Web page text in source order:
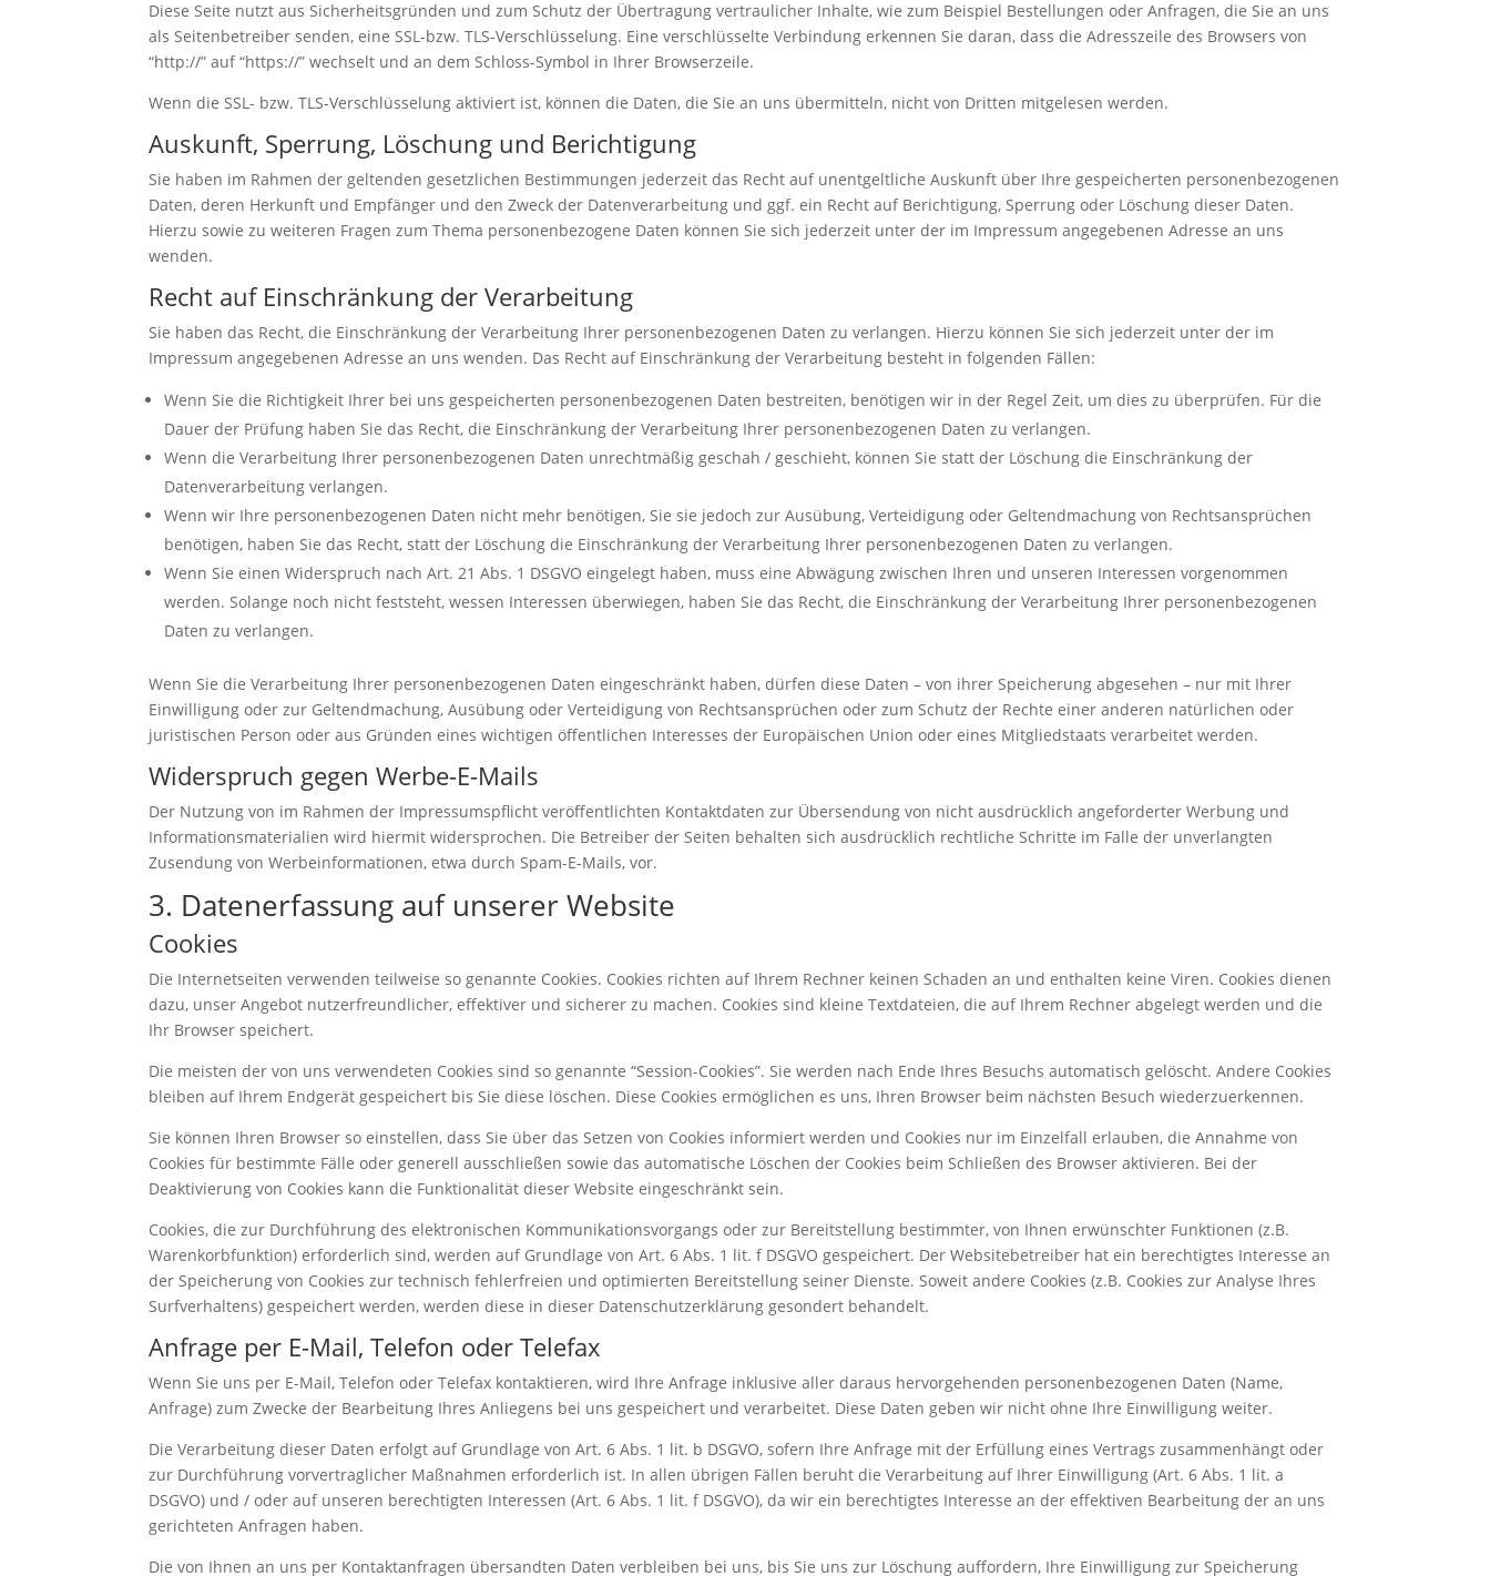
Diese Seite nutzt aus Sicherheitsgründen und zum Schutz der Übertragung vertraulicher Inhalte, wie zum Beispiel Bestellungen oder Anfragen, die Sie an uns
als Seitenbetreiber senden, eine SSL-bzw. TLS-Verschlüsselung. Eine verschlüsselte Verbindung erkennen Sie daran, dass die Adresszeile des Browsers von
“http://” auf “https://” wechselt und an dem Schloss-Symbol in Ihrer Browserzeile.
Wenn die SSL- bzw. TLS-Verschlüsselung aktiviert ist, können die Daten, die Sie an uns übermitteln, nicht von Dritten mitgelesen werden.
Auskunft, Sperrung, Löschung und Berichtigung
Sie haben im Rahmen der geltenden gesetzlichen Bestimmungen jederzeit das Recht auf unentgeltliche Auskunft über Ihre gespeicherten personenbezogenen
Daten, deren Herkunft und Empfänger und den Zweck der Datenverarbeitung und ggf. ein Recht auf Berichtigung, Sperrung oder Löschung dieser Daten.
Hierzu sowie zu weiteren Fragen zum Thema personenbezogene Daten können Sie sich jederzeit unter der im Impressum angegebenen Adresse an uns
wenden.
Recht auf Einschränkung der Verarbeitung
Sie haben das Recht, die Einschränkung der Verarbeitung Ihrer personenbezogenen Daten zu verlangen. Hierzu können Sie sich jederzeit unter der im
Impressum angegebenen Adresse an uns wenden. Das Recht auf Einschränkung der Verarbeitung besteht in folgenden Fällen:
Wenn Sie die Richtigkeit Ihrer bei uns gespeicherten personenbezogenen Daten bestreiten, benötigen wir in der Regel Zeit, um dies zu überprüfen. Für die
Dauer der Prüfung haben Sie das Recht, die Einschränkung der Verarbeitung Ihrer personenbezogenen Daten zu verlangen.
Wenn die Verarbeitung Ihrer personenbezogenen Daten unrechtmäßig geschah / geschieht, können Sie statt der Löschung die Einschränkung der
Datenverarbeitung verlangen.
Wenn wir Ihre personenbezogenen Daten nicht mehr benötigen, Sie sie jedoch zur Ausübung, Verteidigung oder Geltendmachung von Rechtsansprüchen
benötigen, haben Sie das Recht, statt der Löschung die Einschränkung der Verarbeitung Ihrer personenbezogenen Daten zu verlangen.
Wenn Sie einen Widerspruch nach Art. 21 Abs. 1 DSGVO eingelegt haben, muss eine Abwägung zwischen Ihren und unseren Interessen vorgenommen
werden. Solange noch nicht feststeht, wessen Interessen überwiegen, haben Sie das Recht, die Einschränkung der Verarbeitung Ihrer personenbezogenen
Daten zu verlangen.
Wenn Sie die Verarbeitung Ihrer personenbezogenen Daten eingeschränkt haben, dürfen diese Daten – von ihrer Speicherung abgesehen – nur mit Ihrer
Einwilligung oder zur Geltendmachung, Ausübung oder Verteidigung von Rechtsansprüchen oder zum Schutz der Rechte einer anderen natürlichen oder
juristischen Person oder aus Gründen eines wichtigen öffentlichen Interesses der Europäischen Union oder eines Mitgliedstaats verarbeitet werden.
Widerspruch gegen Werbe-E-Mails
Der Nutzung von im Rahmen der Impressumspflicht veröffentlichten Kontaktdaten zur Übersendung von nicht ausdrücklich angeforderter Werbung und
Informationsmaterialien wird hiermit widersprochen. Die Betreiber der Seiten behalten sich ausdrücklich rechtliche Schritte im Falle der unverlangten
Zusendung von Werbeinformationen, etwa durch Spam-E-Mails, vor.
3. Datenerfassung auf unserer Website
Cookies
Die Internetseiten verwenden teilweise so genannte Cookies. Cookies richten auf Ihrem Rechner keinen Schaden an und enthalten keine Viren. Cookies dienen
dazu, unser Angebot nutzerfreundlicher, effektiver und sicherer zu machen. Cookies sind kleine Textdateien, die auf Ihrem Rechner abgelegt werden und die
Ihr Browser speichert.
Die meisten der von uns verwendeten Cookies sind so genannte “Session-Cookies”. Sie werden nach Ende Ihres Besuchs automatisch gelöscht. Andere Cookies
bleiben auf Ihrem Endgerät gespeichert bis Sie diese löschen. Diese Cookies ermöglichen es uns, Ihren Browser beim nächsten Besuch wiederzuerkennen.
Sie können Ihren Browser so einstellen, dass Sie über das Setzen von Cookies informiert werden und Cookies nur im Einzelfall erlauben, die Annahme von
Cookies für bestimmte Fälle oder generell ausschließen sowie das automatische Löschen der Cookies beim Schließen des Browser aktivieren. Bei der
Deaktivierung von Cookies kann die Funktionalität dieser Website eingeschränkt sein.
Cookies, die zur Durchführung des elektronischen Kommunikationsvorgangs oder zur Bereitstellung bestimmter, von Ihnen erwünschter Funktionen (z.B.
Warenkorbfunktion) erforderlich sind, werden auf Grundlage von Art. 6 Abs. 1 lit. f DSGVO gespeichert. Der Websitebetreiber hat ein berechtigtes Interesse an
der Speicherung von Cookies zur technisch fehlerfreien und optimierten Bereitstellung seiner Dienste. Soweit andere Cookies (z.B. Cookies zur Analyse Ihres
Surfverhaltens) gespeichert werden, werden diese in dieser Datenschutzerklärung gesondert behandelt.
Anfrage per E-Mail, Telefon oder Telefax
Wenn Sie uns per E-Mail, Telefon oder Telefax kontaktieren, wird Ihre Anfrage inklusive aller daraus hervorgehenden personenbezogenen Daten (Name,
Anfrage) zum Zwecke der Bearbeitung Ihres Anliegens bei uns gespeichert und verarbeitet. Diese Daten geben wir nicht ohne Ihre Einwilligung weiter.
Die Verarbeitung dieser Daten erfolgt auf Grundlage von Art. 6 Abs. 1 lit. b DSGVO, sofern Ihre Anfrage mit der Erfüllung eines Vertrags zusammenhängt oder
zur Durchführung vorvertraglicher Maßnahmen erforderlich ist. In allen übrigen Fällen beruht die Verarbeitung auf Ihrer Einwilligung (Art. 6 Abs. 1 lit. a
DSGVO) und / oder auf unseren berechtigten Interessen (Art. 6 Abs. 1 lit. f DSGVO), da wir ein berechtigtes Interesse an der effektiven Bearbeitung der an uns
gerichteten Anfragen haben.
Die von Ihnen an uns per Kontaktanfragen übersandten Daten verbleiben bei uns, bis Sie uns zur Löschung auffordern, Ihre Einwilligung zur Speicherung